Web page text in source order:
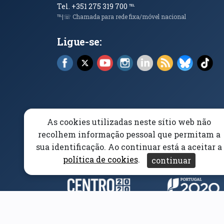
Tel. +351 275 319 700 ℡
℡|☏ Chamada para rede fixa/móvel nacional
Ligue-se:
Facebook (abre em nova janela)
X (abre em nova janela)
YouTube (abre em nova janela)
Instagram (abre em nova
LinkedIn (abre em
RSS (abre em
Bluesky
Elogios, Sugestões e Reclamações Livro Amarelo
Acessibilidade Aviso/Privacidade Proteção
Parceiros e(abre em nova janela)
As cookies utilizadas neste sítio web não
recolhem informação pessoal que permitam a
sua identificação. Ao continuar está a aceitar a
política de cookies. continuar